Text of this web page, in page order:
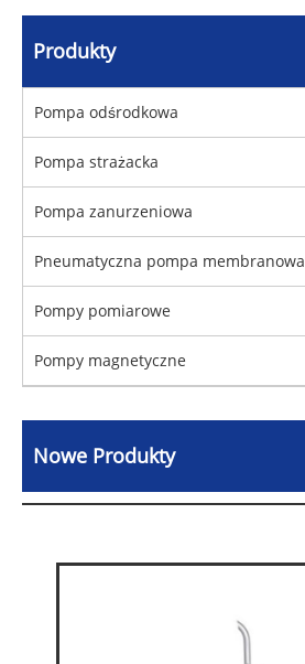
Produkty
Pompa odśrodkowa
Pompa strażacka
Pompa zanurzeniowa
Pneumatyczna pompa membranowa
Pompy pomiarowe
Pompy magnetyczne
Nowe Produkty